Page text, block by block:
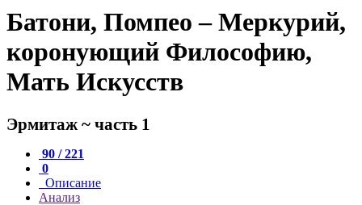
Батони, Помпео – Меркурий,
коронующий Философию,
Мать Искусств
Эрмитаж ~ часть 1
90 / 221
0
Описание
Анализ